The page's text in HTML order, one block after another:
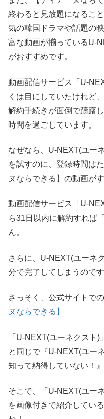
終わると見放題になるこ
気の韓国ドラマや話題の
富な動画が揃っているU-
がおすすめです。
動画配信サービス「U-
くは目にしていたけれど
解約手続きが面倒で躊躇
時間を過ごしています。
なぜなら、U-NEXT(ユー
を試すのに、登録時間は
ヌならできる】の動画が
動画配信サービス「U-
ら31日以内に解約すれば
ん。
さらに、U-NEXT(ユーネ
分で完了してしまうのです
さっそく、公式サイトで
ヌならできる】
「U-NEXT(ユーネクスト
と同じで『U-NEXT(ユー
知って納得していない！
そこで、「U-NEXT(ユー
を画像付きで紹介してい